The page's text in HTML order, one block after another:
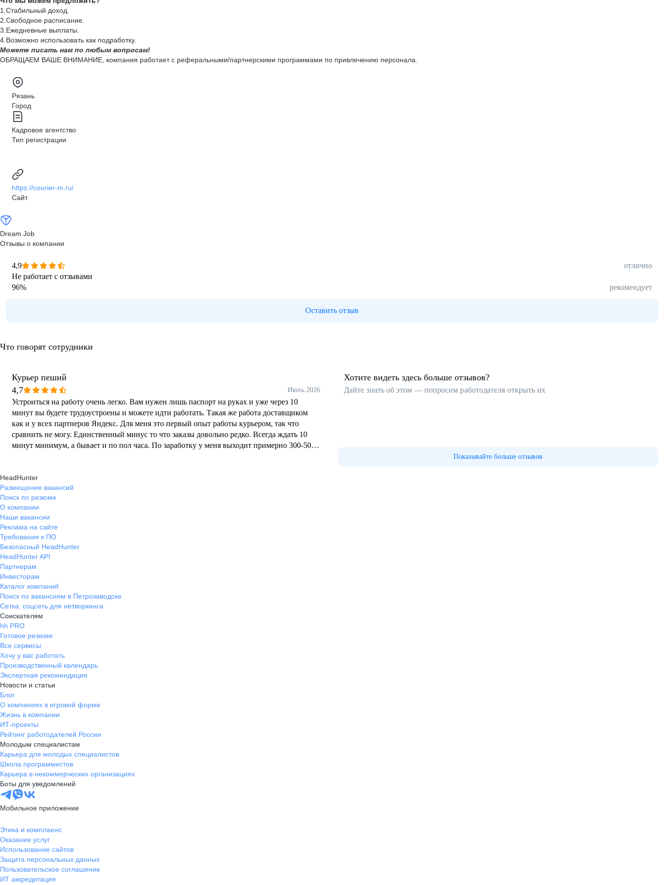
1.Стабильный доход.
2.Свободное расписание.
3.Ежедневные выплаты.
4.Возможно использовать как подработку.
Можете писать нам по любым вопросам!
ОБРАЩАЕМ ВАШЕ ВНИМАНИЕ, компания работает с реферальными/партнерскими программами по привлечению персонала.
Рязань
Город
Кадровое агентство
Тип регистрации
https://courier-m.ru/
Сайт
Dream Job
Отзывы о компании
4,9
отлично
Не работает с отзывами
96% рекомендует
Оставить отзыв
Что говорят сотрудники
Курьер пеший
4,7
Июль 2026
Устроиться на работу очень легко. Вам нужен лишь паспорт на руках и уже через 10
минут вы будете трудоустроены и можете идти работать. Такая же работа доставщиком
как и у всех партнеров Яндекс. Для меня это первый опыт работы курьером, так что
сравнить не могу. Единственный минус то что заказы довольно редко. Всегда ждать 10
минут минимум, а бывает и по пол часа. По заработку у меня выходит примерно 300-500
Хотите видеть здесь больше отзывов?
Дайте знать об этом — попросим работодателя открыть их
Показывайте больше отзывов
HeadHunter
Размещение вакансий
Поиск по резюме
О компании
Наши вакансии
Реклама на сайте
Требования к ПО
Безопасный HeadHunter
HeadHunter API
Партнерам
Инвесторам
Каталог компаний
Поиск по вакансиям в Петрозаводске
Сетка: соцсеть для нетворкинга
Соискателям
hh PRO
Готовое резюме
Все сервисы
Хочу у вас работать
Производственный календарь
Экспертная рекомендация
Новости и статьи
Блог
О компаниях в игровой форме
Жизнь в компании
ИТ-проекты
Рейтинг работодателей России
Молодым специалистам
Карьера для молодых специалистов
Школа программистов
Карьера в некоммерческих организациях
Боты для уведомлений
Мобильное приложение
Этика и комплаенс
Оказание услуг
Использование сайтов
Защита персональных данных
Пользовательское соглашение
ИТ аккредитация